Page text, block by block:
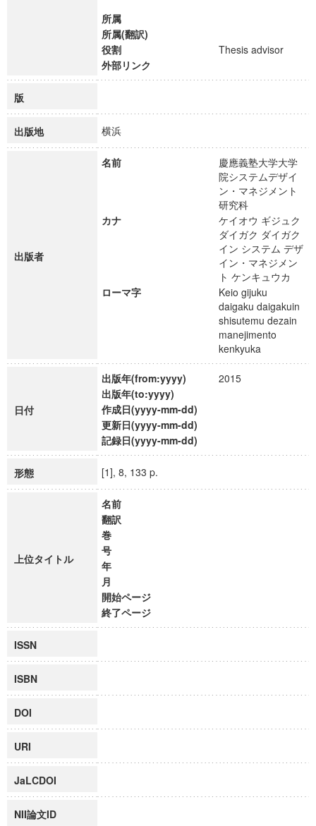
所属
所属(翻訳)
役割
Thesis advisor
外部リンク
版
出版地 横浜
出版者
名前
慶應義塾大学大学
院システムデザイ
ン・マネジメント
研究科
カナ
ケイオウ ギジュク
ダイガク ダイガク
イン システム デザ
イン・マネジメン
ト ケンキュウカ
ローマ字
Keio gijuku
daigaku daigakuin
shisutemu dezain
manejimento
kenkyuka
日付
出版年(from:yyyy)
2015
出版年(to:yyyy)
作成日(yyyy-mm-dd)
更新日(yyyy-mm-dd)
記録日(yyyy-mm-dd)
形態 [1], 8, 133 p.
上位タイトル
名前
翻訳
巻
号
年
月
開始ページ
終了ページ
ISSN
ISBN
DOI
URI
JaLCDOI
NII論文ID